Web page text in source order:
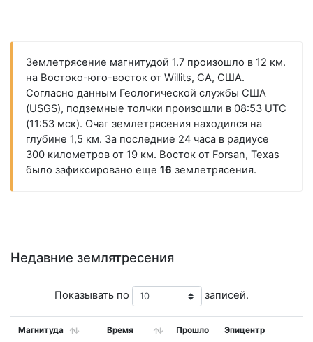
Землетрясение магнитудой 1.7 произошло в 12 км.
на Востоко-юго-восток от Willits, CA, США.
Согласно данным Геологической службы США
(USGS), подземные толчки произошли в 08:53 UTC
(11:53 мск). Очаг землетрясения находился на
глубине 1,5 км. За последние 24 часа в радиусе
300 километров от 19 км. Восток от Forsan, Texas
было зафиксировано еще 16 землетрясения.
Недавние землятресения
Показывать по записей.
Магнитуда Время Прошло Эпицентр